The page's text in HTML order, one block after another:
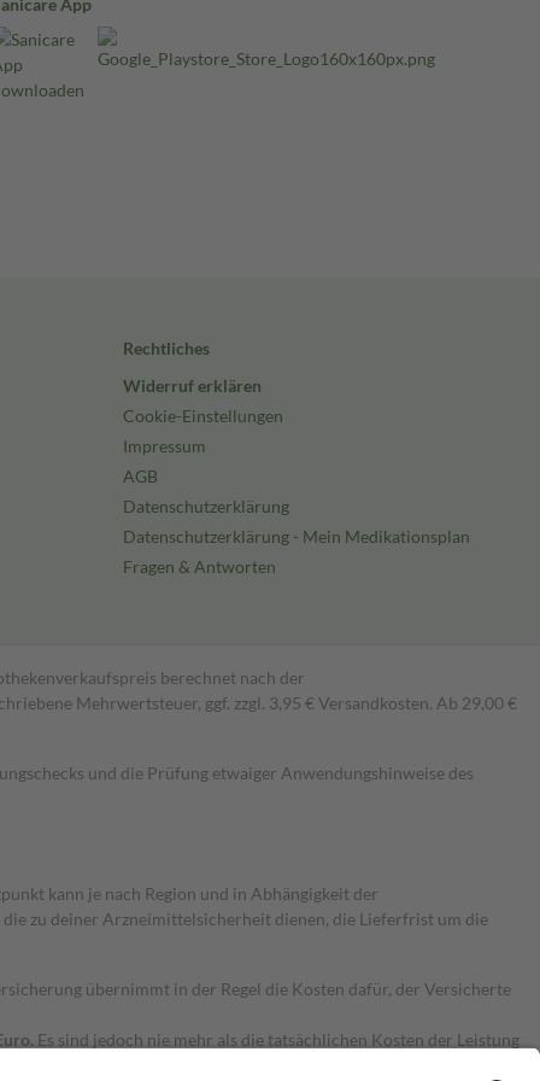
App
Rechtliches
Widerruf erklären
Cookie-Einstellungen
Impressum
AGB
Datenschutzerklärung
Datenschutzerklärung - Mein Medikationsplan
Fragen & Antworten
berechnet nach der
Mehrwertsteuer, ggf. zzgl. 3,95 € Versandkosten. Ab 29,00 €
und die Prüfung etwaiger Anwendungshinweise des
kann je nach Region und in Abhängigkeit der
zu deiner Arzneimittelsicherheit dienen, die Lieferfrist um die
übernimmt in der Regel die Kosten dafür, der Versicherte
Es sind jedoch nie mehr als die tatsächlichen Kosten der Leistung